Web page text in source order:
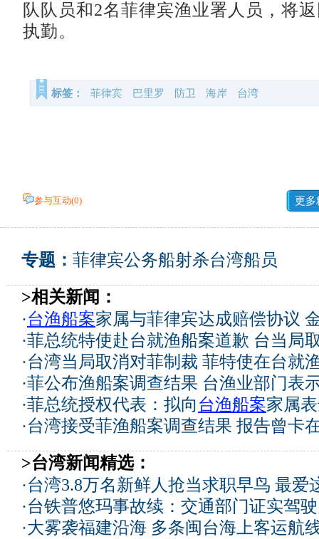
队队员和2名菲律宾渔业署人员，将
执勤。
标签： 菲律宾 巴里罗 防卫 海岸 台湾
参与互动(0) 更多
专题： 菲律宾公务船射杀台湾船员
>相关新闻：
·台渔船案家属与菲律宾达成赔偿协议
·菲总统特使赴台就渔船案道歉 台当局
·台湾当局取消对菲制裁 菲特使在台就
·菲公布渔船案调查结果 台渔业部门表
·菲总统授权代表：拟向台渔船案家属
·台湾接受菲渔船案调查结果 报告曾卡
>台湾新闻精选：
·台湾3.8万名新鲜人抢当求职早鸟 最爱
·台铁普悠玛事故续：交通部门证实驾
·大雾袭福建沿海 多条闽台海上客运航